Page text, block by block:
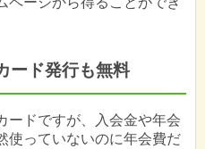
ード発行も無料
ードですが、入会金や年会
使っていないのに年会費だ